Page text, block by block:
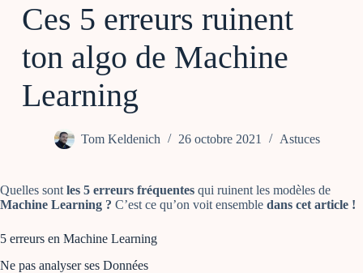
Ces 5 erreurs ruinent
ton algo de Machine
Learning
Tom Keldenich 26 octobre 2021 Astuces
Quelles sont les 5 erreurs fréquentes qui ruinent les modèles de
Machine Learning ? C’est ce qu’on voit ensemble dans cet article !
5 erreurs en Machine Learning
Ne pas analyser ses Données